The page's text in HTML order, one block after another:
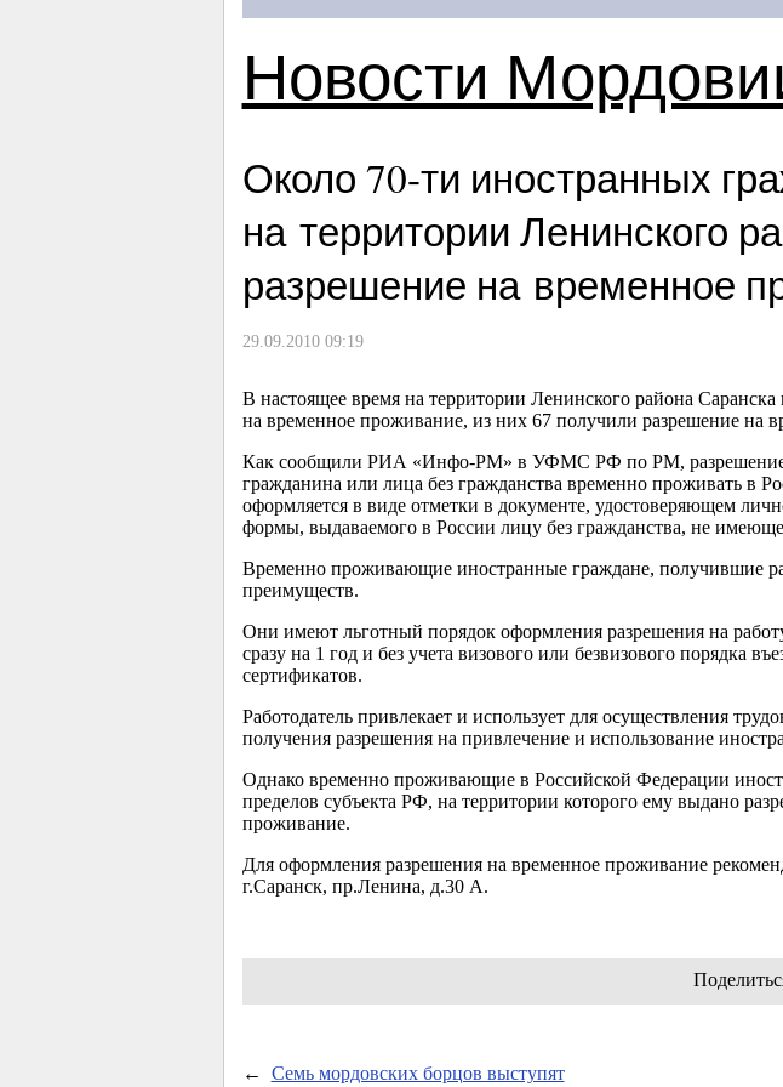
Новости
Около 70-ти иностранных
на территории Ленинского
разрешение на временное
29.09.2010 09:19
В настоящее время на территории Ленинского района
на временное проживание, из них 67 получили разрешение на
Как сообщили РИА «Инфо-РМ» в УФМС РФ по РМ, разрешение
гражданина или лица без гражданства временно проживать в
оформляется в виде отметки в документе, удостоверяющем
формы, выдаваемого в России лицу без гражданства, не
Временно проживающие иностранные граждане, получившие
преимуществ.
Они имеют льготный порядок оформления разрешения на
сразу на 1 год и без учета визового или безвизового порядка
сертификатов.
Работодатель привлекает и использует для осуществления
получения разрешения на привлечение и использование
Однако временно проживающие в Российской Федерации
пределов субъекта РФ, на территории которого ему выдано
проживание.
Для оформления разрешения на временное проживание
г.Саранск, пр.Ленина, д.30 А.
←
Семь мордовских борцов выступят